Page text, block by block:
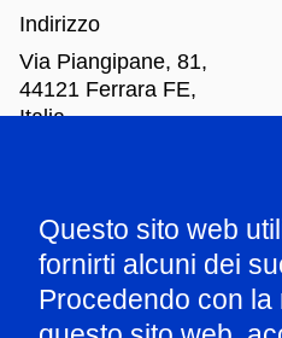
Questo sito web
fornirti alcuni dei
Procedendo con
Indirizzo
Via Piangipane, 81,
44121 Ferrara FE,
Italia
Mar-Dom: dalle 10.00 alle
Parla con il nostro staff